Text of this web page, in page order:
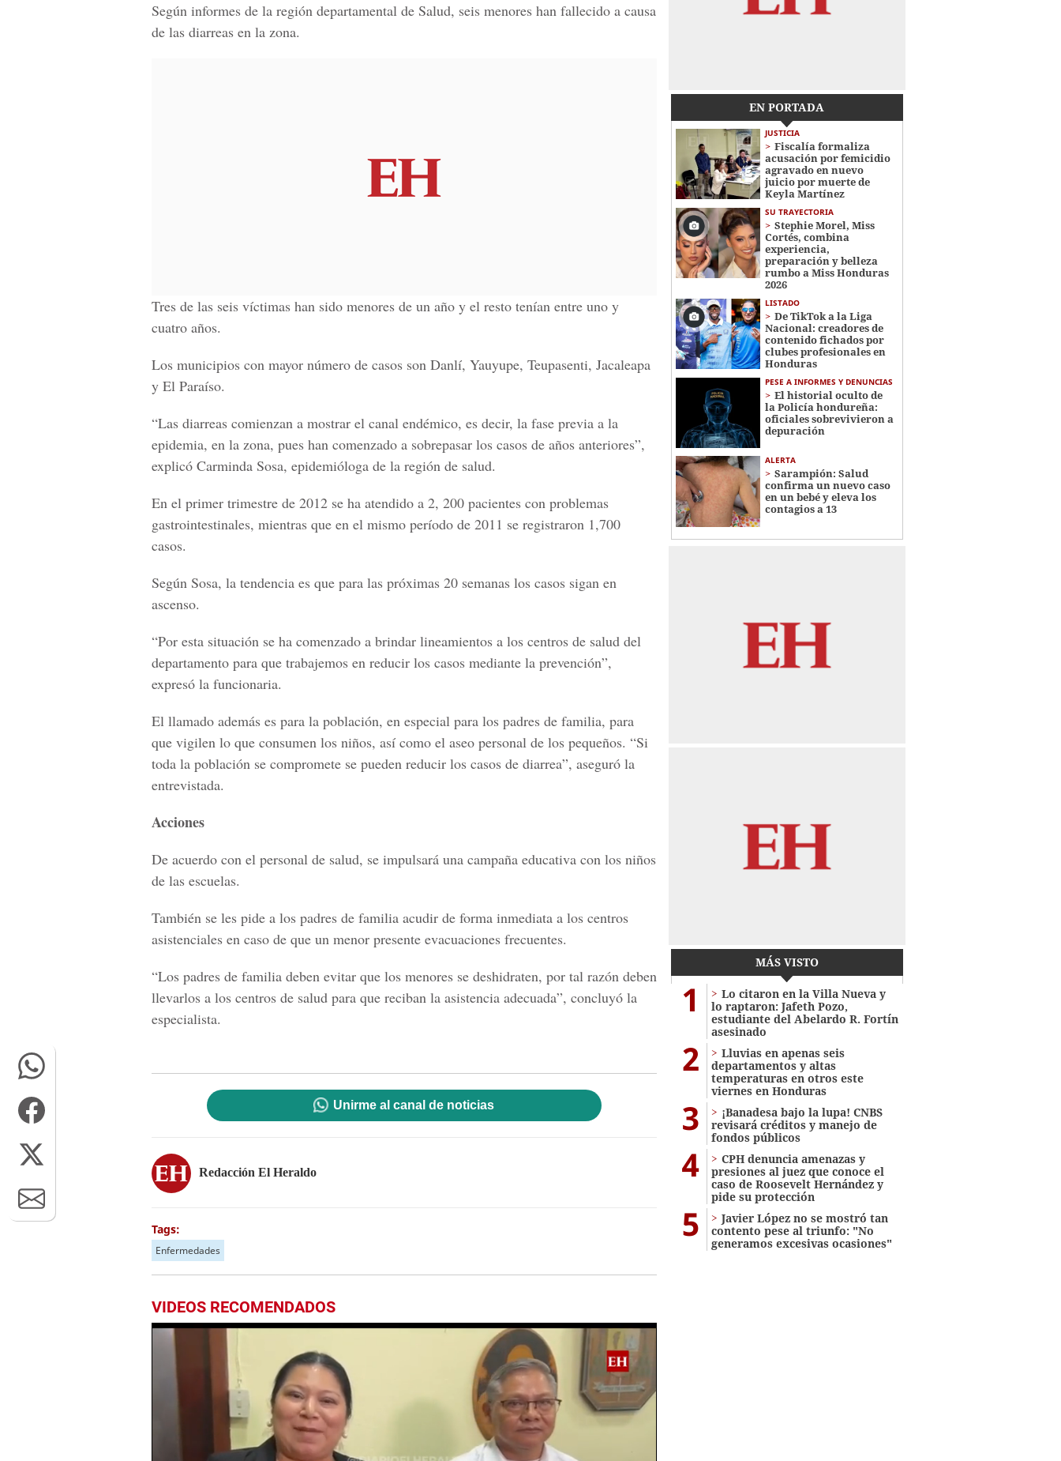
Según informes de la región departamental de Salud, seis menores han fallecido a causa
de las diarreas en la zona.
Tres de las seis víctimas han sido menores de un año y el resto tenían entre uno y
cuatro años.
Los municipios con mayor número de casos son Danlí, Yauyupe, Teupasenti, Jacaleapa
y El Paraíso.
“Las diarreas comienzan a mostrar el canal endémico, es decir, la fase previa a la
epidemia, en la zona, pues han comenzado a sobrepasar los casos de años anteriores”,
explicó Carminda Sosa, epidemióloga de la región de salud.
En el primer trimestre de 2012 se ha atendido a 2, 200 pacientes con problemas
gastrointestinales, mientras que en el mismo período de 2011 se registraron 1,700
casos.
Según Sosa, la tendencia es que para las próximas 20 semanas los casos sigan en
ascenso.
“Por esta situación se ha comenzado a brindar lineamientos a los centros de salud del
departamento para que trabajemos en reducir los casos mediante la prevención”,
expresó la funcionaria.
El llamado además es para la población, en especial para los padres de familia, para
que vigilen lo que consumen los niños, así como el aseo personal de los pequeños. “Si
toda la población se compromete se pueden reducir los casos de diarrea”, aseguró la
entrevistada.
Acciones
De acuerdo con el personal de salud, se impulsará una campaña educativa con los niños
de las escuelas.
También se les pide a los padres de familia acudir de forma inmediata a los centros
asistenciales en caso de que un menor presente evacuaciones frecuentes.
“Los padres de familia deben evitar que los menores se deshidraten, por tal razón deben
llevarlos a los centros de salud para que reciban la asistencia adecuada”, concluyó la
especialista.
Unirme al canal de noticias
Redacción El Heraldo
Tags:
Enfermedades
VIDEOS RECOMENDADOS
EN PORTADA
JUSTICIA
Fiscalía formaliza
acusación por femicidio
agravado en nuevo
juicio por muerte de
Keyla Martínez
SU TRAYECTORIA
Stephie Morel, Miss
Cortés, combina
experiencia,
preparación y belleza
rumbo a Miss Honduras
2026
LISTADO
De TikTok a la Liga
Nacional: creadores de
contenido fichados por
clubes profesionales en
Honduras
PESE A INFORMES Y DENUNCIAS
El historial oculto de
la Policía hondureña:
oficiales sobrevivieron a
depuración
ALERTA
Sarampión: Salud
confirma un nuevo caso
en un bebé y eleva los
contagios a 13
MÁS VISTO
1
Lo citaron en la Villa Nueva y
lo raptaron: Jafeth Pozo,
estudiante del Abelardo R. Fortín
asesinado
2
Lluvias en apenas seis
departamentos y altas
temperaturas en otros este
viernes en Honduras
3
¡Banadesa bajo la lupa! CNBS
revisará créditos y manejo de
fondos públicos
4
CPH denuncia amenazas y
presiones al juez que conoce el
caso de Roosevelt Hernández y
pide su protección
5
Javier López no se mostró tan
contento pese al triunfo: "No
generamos excesivas ocasiones"